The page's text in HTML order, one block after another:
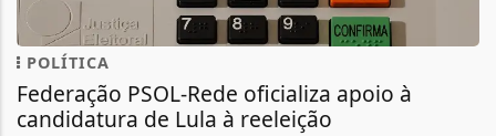
POLÍTICA
Federação PSOL-Rede oficializa apoio à
candidatura de Lula à reeleição